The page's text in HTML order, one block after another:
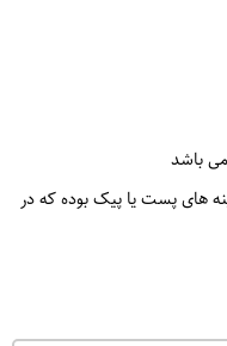
باشد
های پست یا پیک بوده که در